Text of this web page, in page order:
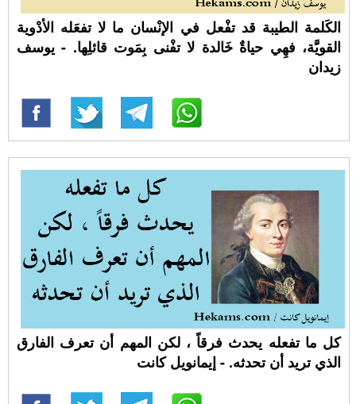
الكَلمة الطيبة قد تفْعل في الإنْسان ما لا تفعَله الأدْوية
القويَّة، فهِي حياةٌ خَالدة لا تفْنى بِمَوت قائلِها. - يوسف
زيدان
كل ما تفعله يحدث فرقاً ، لكن المهم أن تعرف الفارق
الذي تريد أن تحدثه. - إيمانويل كانت